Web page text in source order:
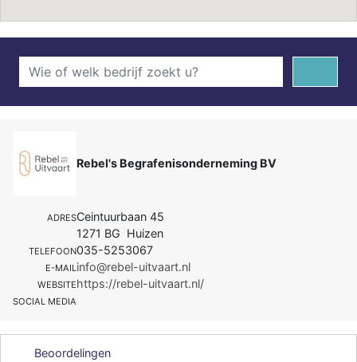
Rebel's Begrafenisonderneming BV
ADRESCeintuurbaan 45
1271 BG Huizen
TELEFOON035-5253067
E-MAILinfo@rebel-uitvaart.nl
WEBSITEhttps://rebel-uitvaart.nl/
SOCIAL MEDIA
Beoordelingen